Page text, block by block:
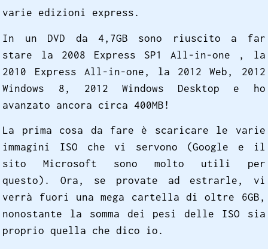
varie edizioni express.
In un DVD da 4,7GB sono riuscito a far
stare la 2008 Express SP1 All-in-one , la
2010 Express All-in-one, la 2012 Web, 2012
Windows 8, 2012 Windows Desktop e ho
avanzato ancora circa 400MB!
La prima cosa da fare è scaricare le varie
immagini ISO che vi servono (Google e il
sito Microsoft sono molto utili per
questo). Ora, se provate ad estrarle, vi
verrà fuori una mega cartella di oltre 6GB,
nonostante la somma dei pesi delle ISO sia
proprio quella che dico io.